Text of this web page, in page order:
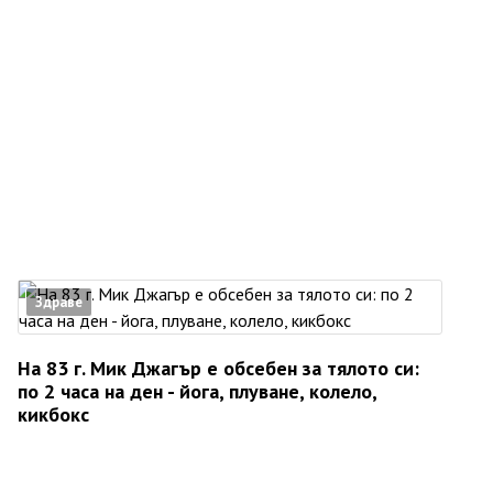
Здраве
На 83 г. Мик Джагър е обсебен за тялото си:
по 2 часа на ден - йога, плуване, колело,
кикбокс